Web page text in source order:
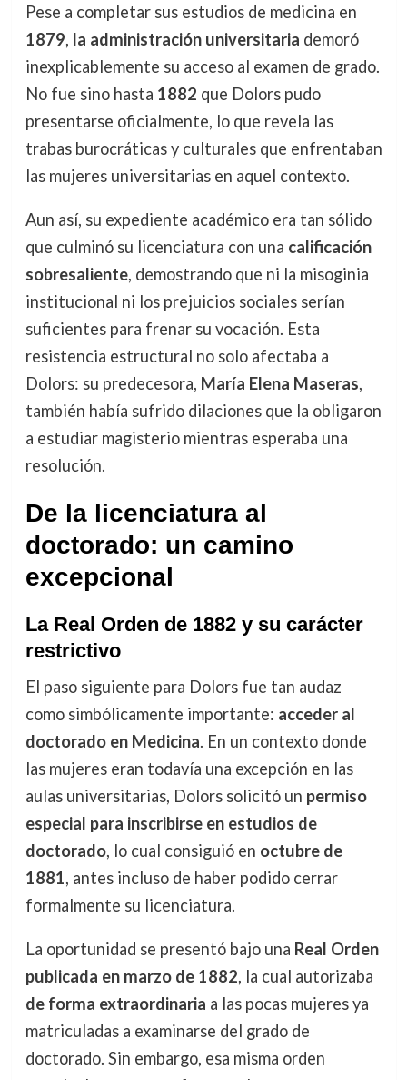
Pese a completar sus estudios de medicina en
1879, la administración universitaria demoró
inexplicablemente su acceso al examen de grado.
No fue sino hasta 1882 que Dolors pudo
presentarse oficialmente, lo que revela las
trabas burocráticas y culturales que enfrentaban
las mujeres universitarias en aquel contexto.
Aun así, su expediente académico era tan sólido
que culminó su licenciatura con una calificación
sobresaliente, demostrando que ni la misoginia
institucional ni los prejuicios sociales serían
suficientes para frenar su vocación. Esta
resistencia estructural no solo afectaba a
Dolors: su predecesora, María Elena Maseras,
también había sufrido dilaciones que la obligaron
a estudiar magisterio mientras esperaba una
resolución.
De la licenciatura al
doctorado: un camino
excepcional
La Real Orden de 1882 y su carácter
restrictivo
El paso siguiente para Dolors fue tan audaz
como simbólicamente importante: acceder al
doctorado en Medicina. En un contexto donde
las mujeres eran todavía una excepción en las
aulas universitarias, Dolors solicitó un permiso
especial para inscribirse en estudios de
doctorado, lo cual consiguió en octubre de
1881, antes incluso de haber podido cerrar
formalmente su licenciatura.
La oportunidad se presentó bajo una Real Orden
publicada en marzo de 1882, la cual autorizaba
de forma extraordinaria a las pocas mujeres ya
matriculadas a examinarse del grado de
doctorado. Sin embargo, esa misma orden